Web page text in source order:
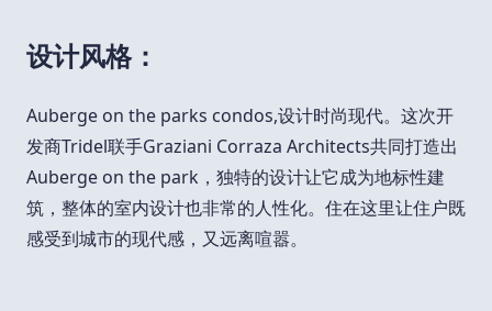
设计风格：
Auberge on the parks condos,设计时尚现代。这次开
发商Tridel联手Graziani Corraza Architects共同打造出
Auberge on the park，独特的设计让它成为地标性建
筑，整体的室内设计也非常的人性化。住在这里让住户既
感受到城市的现代感，又远离喧嚣。